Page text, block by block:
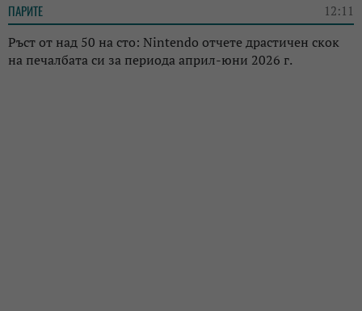
ПАРИТЕ 12:11
Ръст от над 50 на сто: Nintendo отчете драстичен скок
на печалбата си за периода април-юни 2026 г.